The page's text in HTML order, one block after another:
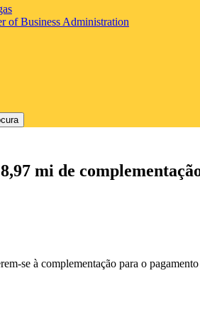
of Business Administration
mi de
se à complementação para o